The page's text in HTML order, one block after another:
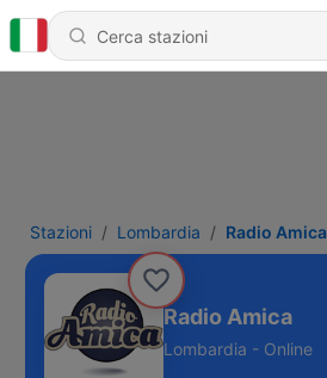
Stazioni Lombardia Radio Amica
Radio Amica
Lombardia - Online